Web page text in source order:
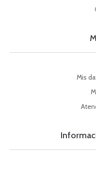
Mis